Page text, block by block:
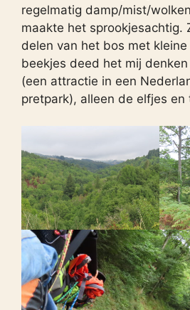
regelmatig damp/mist/
maakte het sprookjesachtig.
delen van het bos met
beekjes deed het mij
(een attractie in een
pretpark), alleen de elfjes en